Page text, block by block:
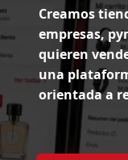
Creamos
empresas,
quieren
una
orientada a